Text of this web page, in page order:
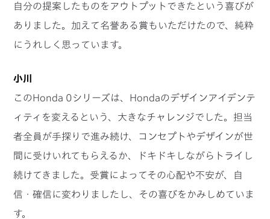
自分の提案したものをアウトプットできたという喜びが
ありました。加えて名誉ある賞もいただけたので、純粋
にうれしく思っています。
小川
このHonda 0シリーズは、Hondaのデザインアイデンテ
ィティを変えるという、大きなチャレンジでした。担当
者全員が手探りで進み続け、コンセプトやデザインが世
間に受けいれてもらえるか、ドキドキしながらトライし
続けてきました。受賞によってその心配や不安が、自
信・確信に変わりましたし、その喜びをかみしめていま
す。